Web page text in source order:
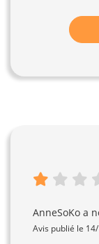
AnneSoKo a
Avis publié le